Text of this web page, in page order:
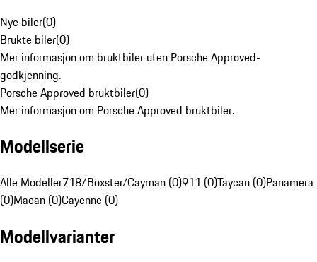
Nye biler(0)
Brukte biler(0)
Mer informasjon om bruktbiler uten Porsche Approved-
godkjenning.
Porsche Approved bruktbiler(0)
Mer informasjon om Porsche Approved bruktbiler.
Modellserie
Alle Modeller718/Boxster/Cayman (0)911 (0)Taycan (0)Panamera
(0)Macan (0)Cayenne (0)
Modellvarianter